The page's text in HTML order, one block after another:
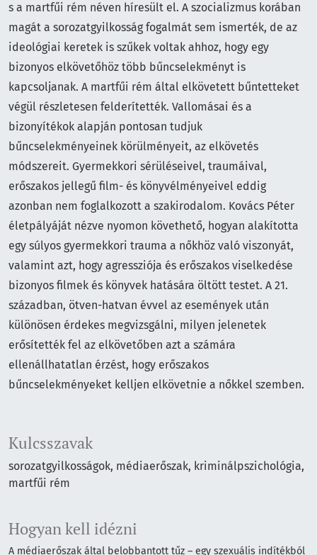
Kulcsszavak
sorozatgyilkosságok médiaerőszak kriminálpszichológia
martfűi rém
Hogyan kell idézni
A médiaerőszak által belobbantott tűz – egy szexuális indítékból
s a martfűi rém néven híresült el. A szocializmus korában
magát a sorozatgyilkosság fogalmát sem ismerték, de az
ideológiai keretek is szűkek voltak ahhoz, hogy egy
bizonyos elkövetőhöz több bűncselekményt is
kapcsoljanak. A martfűi rém által elkövetett bűntetteket
végül részletesen felderítették. Vallomásai és a
bizonyítékok alapján pontosan tudjuk
bűncselekményeinek körülményeit, az elkövetés
módszereit. Gyermekkori sérüléseivel, traumáival,
erőszakos jellegű film- és könyvélményeivel eddig
azonban nem foglalkozott a szakirodalom. Kovács Péter
életpályáját nézve nyomon követhető, hogyan alakította
egy súlyos gyermekkori trauma a nőkhöz való viszonyát,
valamint azt, hogy agressziója és erőszakos viselkedése
bizonyos filmek és könyvek hatására öltött testet. A 21.
században, ötven-hatvan évvel az események után
különösen érdekes megvizsgálni, milyen jelenetek
erősítették fel az elkövetőben azt a számára
ellenállhatatlan érzést, hogy erőszakos
bűncselekményeket kelljen elkövetnie a nőkkel szemben.